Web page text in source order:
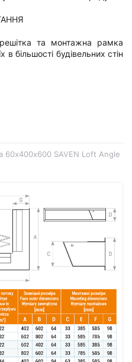
та монтажна рамка
більшості будівельних стін
60х400х600 SAVEN Loft Angle